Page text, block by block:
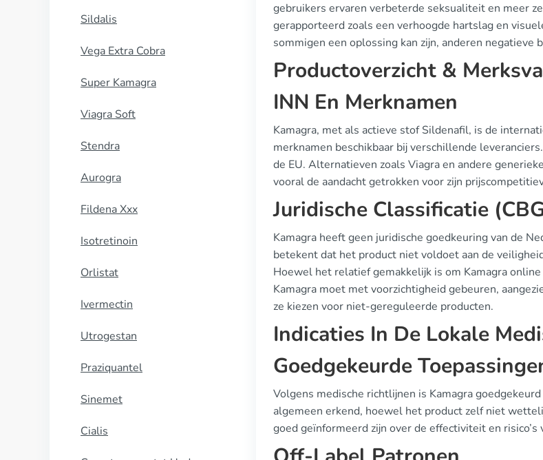
Sildalis
Vega Extra Cobra
Super Kamagra
Viagra Soft
Stendra
Aurogra
Fildena Xxx
Isotretinoin
Orlistat
Ivermectin
Utrogestan
Praziquantel
Sinemet
Cialis
gebruikers ervaren verbeterde seksualiteit en meer
gerapporteerd zoals een verhoogde hartslag en
sommigen een oplossing kan zijn, anderen
Productoverzicht &
INN En Merknamen
Kamagra, met als actieve stof Sildenafil, is de
merknamen beschikbaar bij verschillende
de EU. Alternatieven zoals Viagra en andere
vooral de aandacht getrokken voor zijn
Juridische Classificatie
Kamagra heeft geen juridische goedkeuring van de
betekent dat het product niet voldoet aan de
Hoewel het relatief gemakkelijk is om Kamagra
Kamagra moet met voorzichtigheid gebeuren,
ze kiezen voor niet-gereguleerde producten.
Indicaties In De Lokale
Goedgekeurde
Volgens medische richtlijnen is Kamagra
algemeen erkend, hoewel het product zelf niet
goed geïnformeerd zijn over de effectiviteit en risico’s